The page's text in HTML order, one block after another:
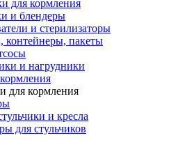
для кормления
и блендеры
и стерилизаторы
пакеты
и нагрудники
для кормления
и кресла
для стульчиков